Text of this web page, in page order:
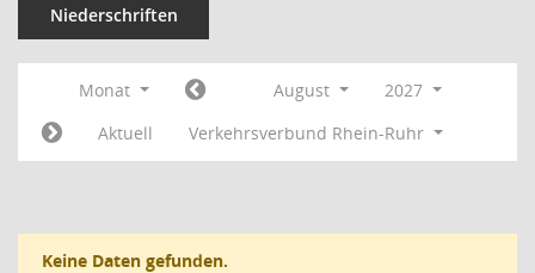
Niederschriften
Monat August
2027
Aktuell
Verkehrsverbund Rhein-Ruhr
Keine Daten gefunden.